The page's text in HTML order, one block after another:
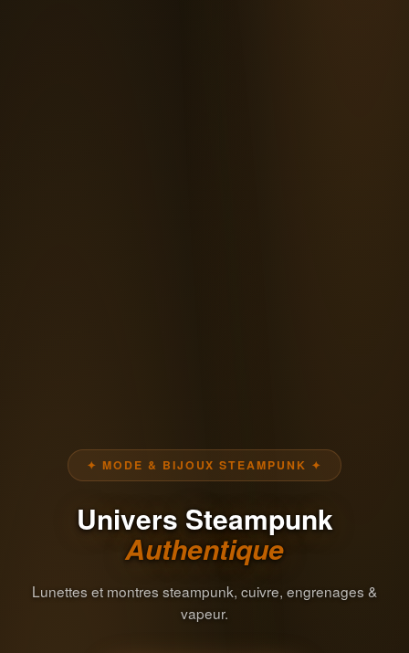
✦ MODE & BIJOUX STEAMPUNK ✦
Univers Steampunk
Authentique
Lunettes et montres steampunk, cuivre, engrenages &
vapeur.